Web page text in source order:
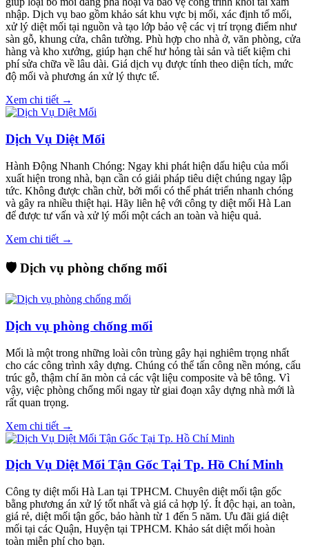
nhập. Dịch vụ bao gồm khảo sát khu vực bị mối, xác định tổ mối,
xử lý diệt mối tại nguồn và tạo lớp bảo vệ các vị trí trọng điểm như
sàn gỗ, khung cửa, chân tường. Phù hợp cho nhà ở, văn phòng, cửa
hàng và kho xưởng, giúp hạn chế hư hỏng tài sản và tiết kiệm chi
phí sửa chữa về lâu dài. Giá dịch vụ được tính theo diện tích, mức
độ mối và phương án xử lý thực tế.
Xem chi tiết →
Dịch Vụ Diệt Mối
Hành Động Nhanh Chóng: Ngay khi phát hiện dấu hiệu của mối
xuất hiện trong nhà, bạn cần có giải pháp tiêu diệt chúng ngay lập
tức. Không được chần chừ, bởi mối có thể phát triển nhanh chóng
và gây ra nhiều thiệt hại. Hãy liên hệ với công ty diệt mối Hà Lan
để được tư vấn và xử lý mối một cách an toàn và hiệu quả.
Xem chi tiết →
🛡️ Dịch vụ phòng chống mối
Dịch vụ phòng chống mối
Mối là một trong những loài côn trùng gây hại nghiêm trọng nhất
cho các công trình xây dựng. Chúng có thể tấn công nền móng, cấu
trúc gỗ, thậm chí ăn mòn cả các vật liệu composite và bê tông. Vì
vậy, việc phòng chống mối ngay từ giai đoạn xây dựng nhà mới là
rất quan trọng.
Xem chi tiết →
Dịch Vụ Diệt Mối Tận Gốc Tại Tp. Hồ Chí Minh
Công ty diệt mối Hà Lan tại TPHCM. Chuyên diệt mối tận gốc
bằng phương án xử lý tốt nhất và giá cả hợp lý. Ít độc hại, an toàn,
giá rẻ, diệt mối tận gốc, bảo hành từ 1 đến 5 năm. Ưu đãi giá diệt
mối tại các Quận, Huyện tại TPHCM. Khảo sát diệt mối hoàn
toàn miễn phí cho bạn.